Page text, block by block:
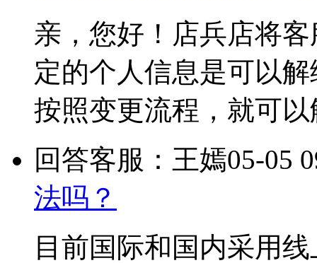
亲，您好！店兵店将
定的个人信息是可以
按照变更流程，就可
回答客服：王嫣05-05
法吗？
目前国际和国内采用